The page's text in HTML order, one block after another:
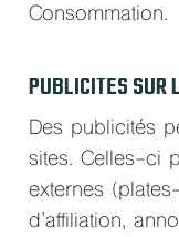
Consommation.
PUBLICITES SUR
Des publicités
sites. Celles-ci
externes
d’affiliation,